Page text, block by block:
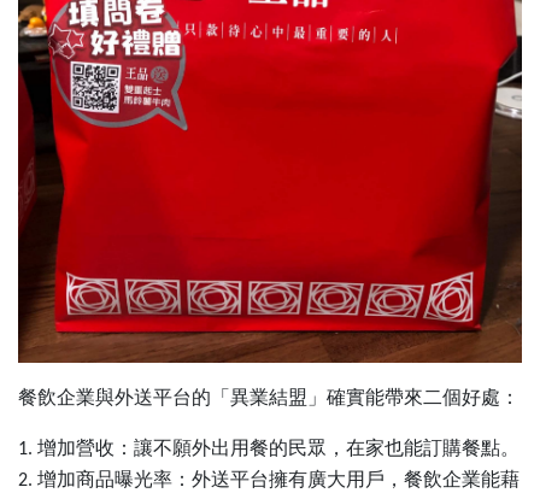
餐飲企業與外送平台的「異業結盟」確實能帶來二個好處：
1. 增加營收：讓不願外出用餐的民眾，在家也能訂購餐點。
2. 增加商品曝光率：外送平台擁有廣大用戶，餐飲企業能藉